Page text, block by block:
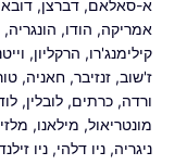
א-סאלאם,דברצן,
אמריקה, הודו, הונגריה,
קילימנג'רו, הרקליון,
ז'שוב,זנזיבר,חאניה,
ורדה,כרתים,לובלין,
מונטריאול, מילאנו,
ניגריה,ניו דלהי,ניו